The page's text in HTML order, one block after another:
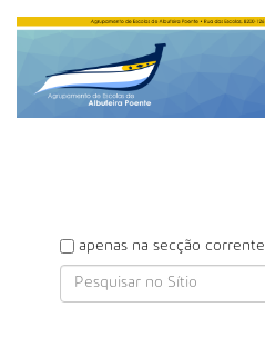
P
e
apenas na secção corrente